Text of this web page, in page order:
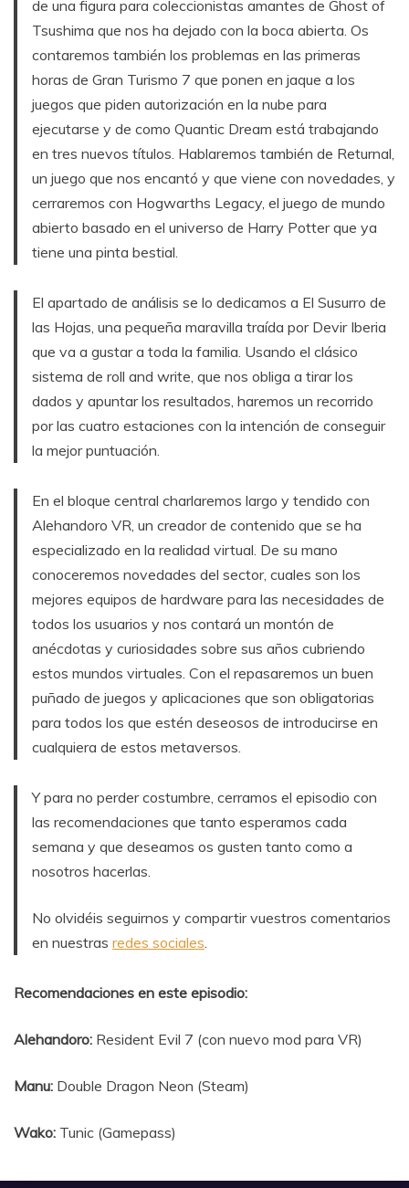
de una figura para coleccionistas amantes de Ghost of
Tsushima que nos ha dejado con la boca abierta. Os
contaremos también los problemas en las primeras
horas de Gran Turismo 7 que ponen en jaque a los
juegos que piden autorización en la nube para
ejecutarse y de como Quantic Dream está trabajando
en tres nuevos títulos. Hablaremos también de Returnal,
un juego que nos encantó y que viene con novedades, y
cerraremos con Hogwarths Legacy, el juego de mundo
abierto basado en el universo de Harry Potter que ya
tiene una pinta bestial.
El apartado de análisis se lo dedicamos a El Susurro de
las Hojas, una pequeña maravilla traída por Devir Iberia
que va a gustar a toda la familia. Usando el clásico
sistema de roll and write, que nos obliga a tirar los
dados y apuntar los resultados, haremos un recorrido
por las cuatro estaciones con la intención de conseguir
la mejor puntuación.
En el bloque central charlaremos largo y tendido con
Alehandoro VR, un creador de contenido que se ha
especializado en la realidad virtual. De su mano
conoceremos novedades del sector, cuales son los
mejores equipos de hardware para las necesidades de
todos los usuarios y nos contará un montón de
anécdotas y curiosidades sobre sus años cubriendo
estos mundos virtuales. Con el repasaremos un buen
puñado de juegos y aplicaciones que son obligatorias
para todos los que estén deseosos de introducirse en
cualquiera de estos metaversos.
Y para no perder costumbre, cerramos el episodio con
las recomendaciones que tanto esperamos cada
semana y que deseamos os gusten tanto como a
nosotros hacerlas.
No olvidéis seguirnos y compartir vuestros comentarios
en nuestras redes sociales
Recomendaciones en este episodio:
Alehandoro: Resident Evil 7 (con nuevo mod para VR)
Manu: Double Dragon Neon (Steam)
Wako: Tunic (Gamepass)